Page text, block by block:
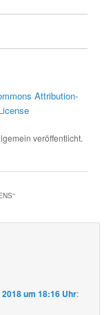
Attribution-
veröffentlicht.
“
2018 um 18:16 Uhr: